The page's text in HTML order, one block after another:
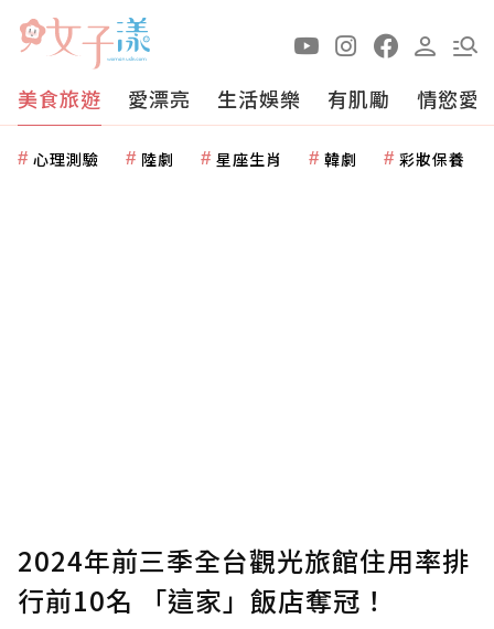
美食旅遊 愛漂亮 生活娛樂 有肌勵 情慾愛
心理測驗 陸劇 星座生肖 韓劇 彩妝保養
2024年前三季全台觀光旅館住用率排
行前10名 「這家」飯店奪冠！